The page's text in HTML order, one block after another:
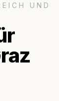
UND